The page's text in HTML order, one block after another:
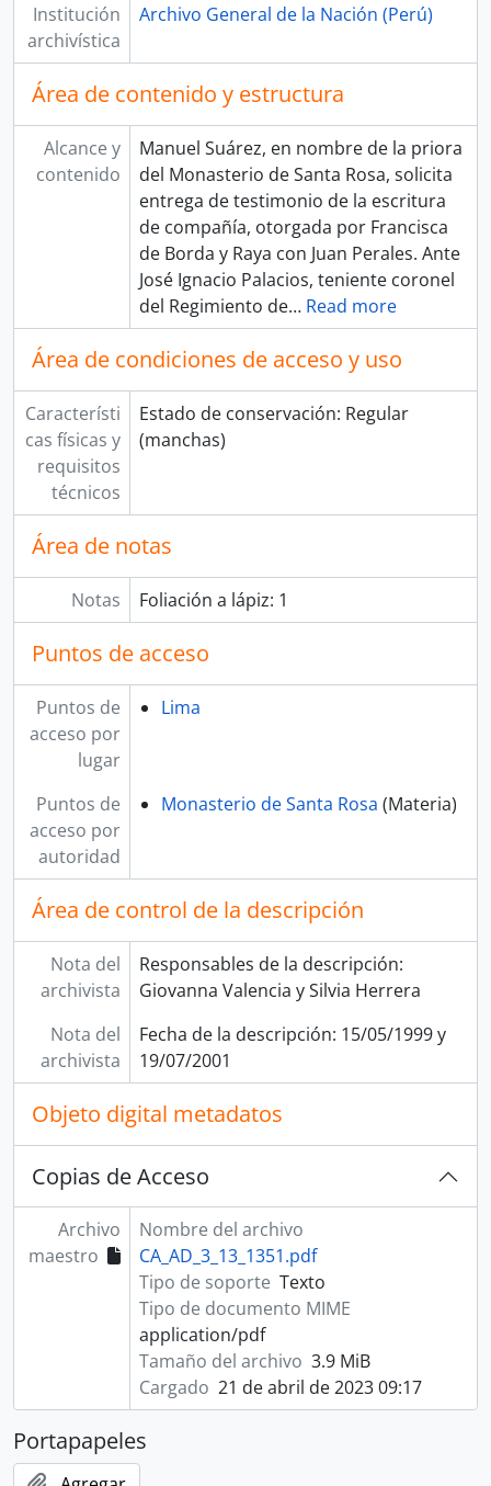
Institución
archivística
Archivo General de la Nación (Perú)
Área de contenido y estructura
Alcance y
contenido
Manuel Suárez, en nombre de la priora
del Monasterio de Santa Rosa, solicita
entrega de testimonio de la escritura
de compañía, otorgada por Francisca
de Borda y Raya con Juan Perales. Ante
José Ignacio Palacios, teniente coronel
del Regimiento de… Read more
Área de condiciones de acceso y uso
Característi
cas físicas y
requisitos
técnicos
Estado de conservación: Regular
(manchas)
Área de notas
Notas Foliación a lápiz: 1
Puntos de acceso
Puntos de
acceso por
lugar
Lima
Puntos de
acceso por
autoridad
Monasterio de Santa Rosa (Materia)
Área de control de la descripción
Nota del
archivista
Responsables de la descripción:
Giovanna Valencia y Silvia Herrera
Nota del
archivista
Fecha de la descripción: 15/05/1999 y
19/07/2001
Objeto digital metadatos
Copias de Acceso
Archivo
maestro
Nombre del archivo
CA_AD_3_13_1351.pdf
Tipo de soporte Texto
Tipo de documento MIME
application/pdf
Tamaño del archivo 3.9 MiB
Cargado 21 de abril de 2023 09:17
Portapapeles